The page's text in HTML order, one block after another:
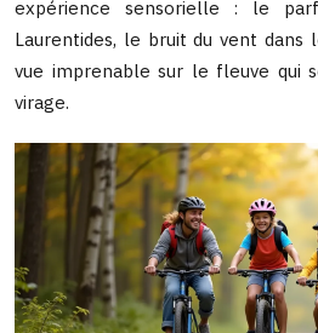
expérience sensorielle : le
Laurentides, le bruit du vent dans
vue imprenable sur le fleuve qui
virage.